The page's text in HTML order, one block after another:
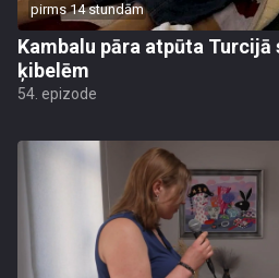
pirms 14 stundām
Kambalu pāra atpūta Turcijā
ķibelēm
54. epizode